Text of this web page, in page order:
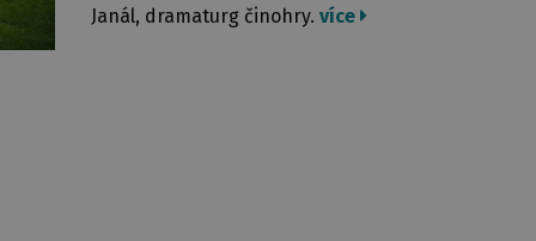
Janál, dramaturg činohry. více